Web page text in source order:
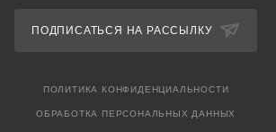
ПОДПИСАТЬСЯ НА РАССЫЛКУ
ПОЛИТИКА КОНФИДЕНЦИАЛЬНОСТИ
ОБРАБОТКА ПЕРСОНАЛЬНЫХ ДАННЫХ